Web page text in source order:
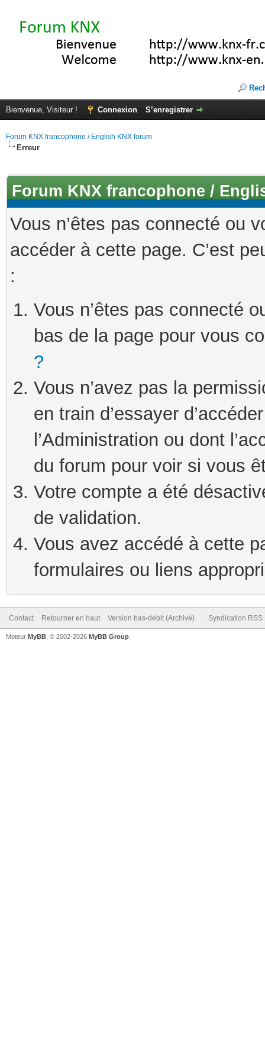
Bienvenue, Visiteur ! Connexion S’enregistrer
Forum KNX francophone / English KNX forum
Erreur
Forum KNX francophone /
Vous n’êtes pas connecté ou
accéder à cette page. C’est
:
Vous n’êtes pas connecté
bas de la page pour vous
?
Vous n’avez pas la
en train d’essayer
l’Administration ou dont
du forum pour voir si vous
Votre compte a été
de validation.
Vous avez accédé à cette
formulaires ou liens
Contact Retourner en haut Version bas-débit (Archivé) Syndication RSS
Moteur MyBB , © 2002-2026 MyBB Group